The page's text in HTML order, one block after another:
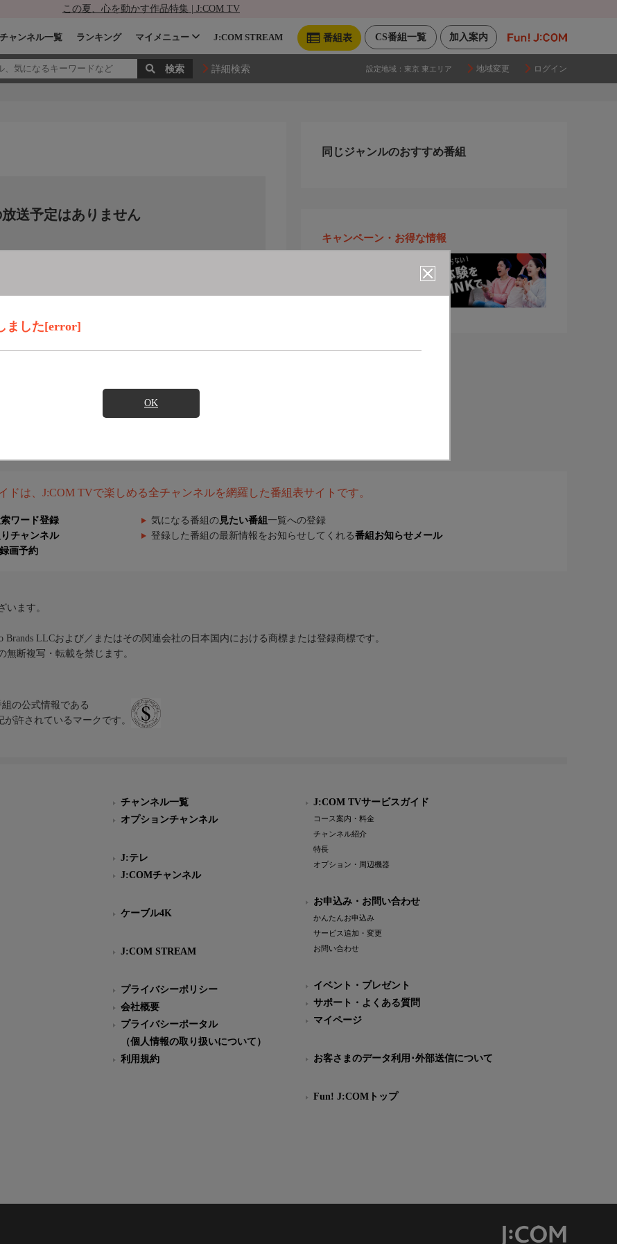
この夏、心を動かす作品特集 | J:COM TV
加入案内
CS番組一覧
番組表
チャンネル一覧 ランキング マイメニュー J:COM STREAM
詳細検索 設定地域： 東京 東エリア 地域変更 ログイン
ました[error]
OK
送予定はありません
同じジャンルのおすすめ番組
キャンペーン・お得な情報
ドは、J:COM TVで楽しめる全チャンネルを網羅した番組表サイトです。
ワード登録 気になる番組の 見たい番組 一覧への登録
チャンネル 登録した番組の最新情報をお知らせしてくれる番組お知らせメール
画予約
います。
LLCおよび／またはその関連会社の日本国内における商標または登録商標です。
断複写・転載を禁じます。
の公式情報である
許されているマークです。
チャンネル一覧
オプションチャンネル
J:テレ
J:COMチャンネル
ケーブル4K
J:COM STREAM
プライバシーポリシー
会社概要
プライバシーポータル
（個人情報の取り扱いについて）
利用規約
J:COM TVサービスガイド
コース案内・料金
チャンネル紹介
特長
オプション・周辺機器
お申込み・お問い合わせ
かんたんお申込み
サービス追加・変更
お問い合わせ
イベント・プレゼント
サポート・よくある質問
マイページ
お客さまのデータ利用･外部送信について
Fun! J:COMトップ